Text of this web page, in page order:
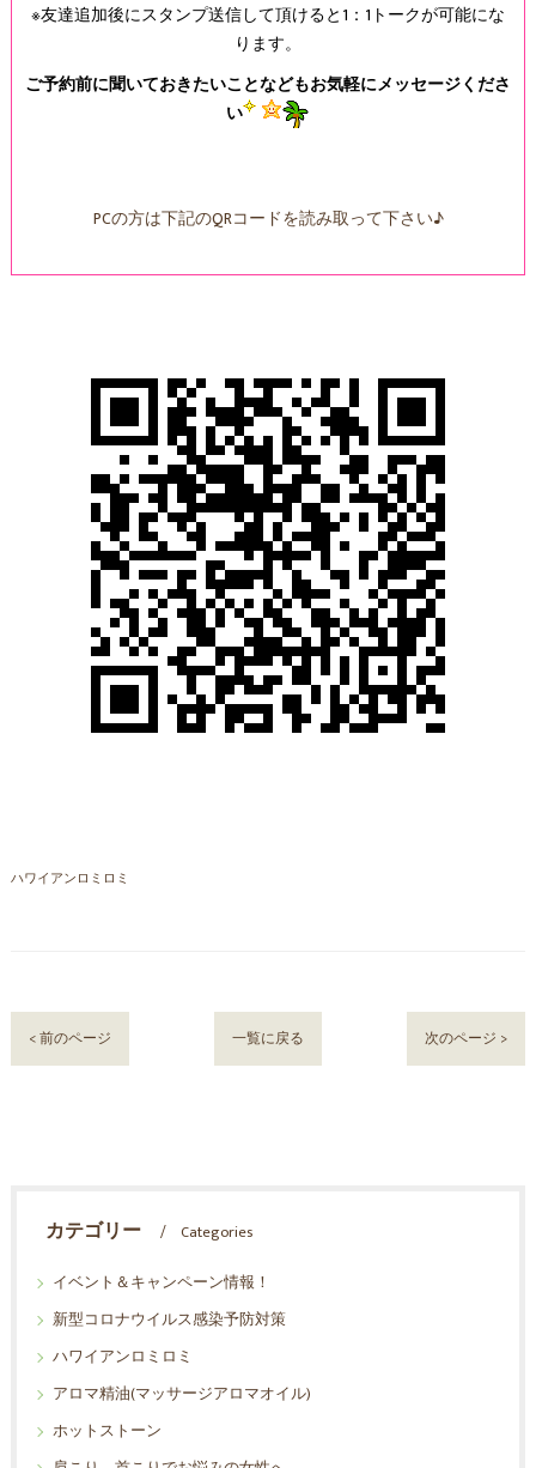
※友達追加後にスタンプ送信して頂けると1：1トークが可能にな
ります。
ご予約前に聞いておきたいことなどもお気軽にメッセージくださ
い
PCの方は下記のQRコードを読み取って下さい♪
ハワイアンロミロミ
< 前のページ 一覧に戻る 次のページ >
カテゴリー
Categories
イベント＆キャンペーン情報！
新型コロナウイルス感染予防対策
ハワイアンロミロミ
アロマ精油(マッサージアロマオイル)
ホットストーン